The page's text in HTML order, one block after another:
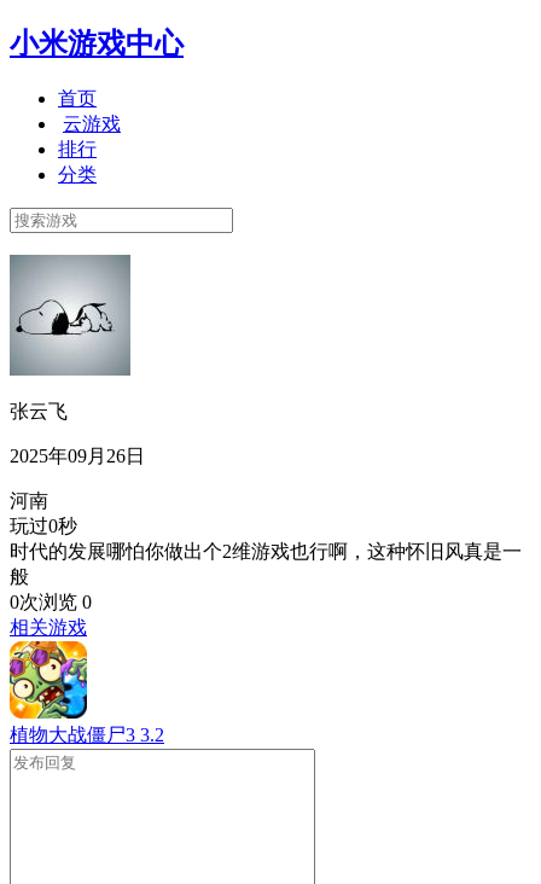
小米游戏中心
首页
云游戏
排行
分类
张云飞
2025年09月26日
河南
玩过0秒
时代的发展哪怕你做出个2维游戏也行啊，这种怀旧风真是一
般
0次浏览 0
相关游戏
植物大战僵尸3 3.2